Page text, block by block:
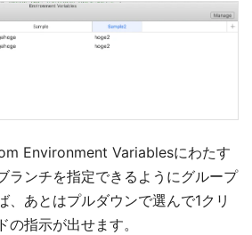
Environment Variablesにわたす
ランチを指定できるようにグループ
、あとはプルダウンで選んで1クリ
指示が出せます。